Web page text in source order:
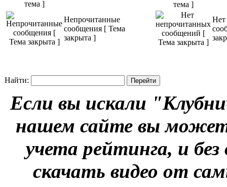
Непрочитанные
сообщения [ Тема
закрыта ]
Нет
Найти:
Если вы искали
нашем сайте вы
учета рейтинга, и
скачать видео от